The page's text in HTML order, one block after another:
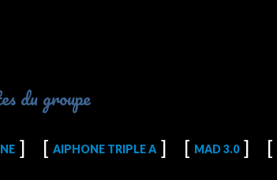
du groupe
AIPHONE TRIPLE A MAD 3.0